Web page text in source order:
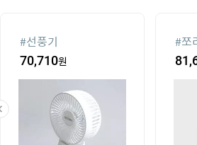
#선풍기
70,710원
#쪼